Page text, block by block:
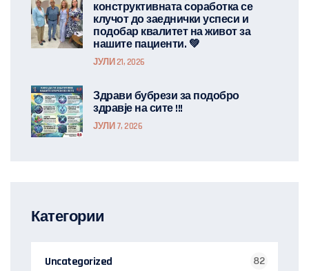
конструктивната соработка се
клучот до заеднички успеси и
подобар квалитет на живот за
нашите пациенти. 💚
ЈУЛИ 21, 2026
Здрави бубрези за подобро
здравје на сите !!!
ЈУЛИ 7, 2026
Категории
Uncategorized 82